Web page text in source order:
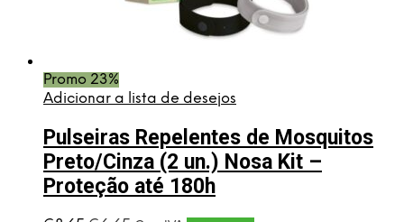
Promo 23%
Adicionar a lista de desejos
Pulseiras Repelentes de Mosquitos
Preto/Cinza (2 un.) Nosa Kit –
Proteção até 180h